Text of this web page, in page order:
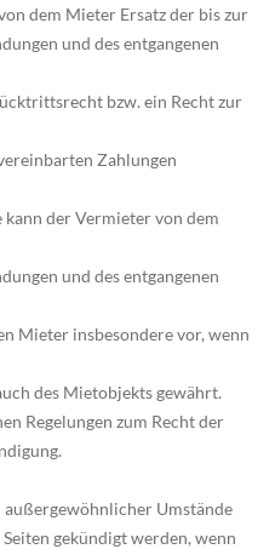
dem Mieter Ersatz der bis zur
und des entgangenen
bzw. ein Recht zur
Zahlungen
der Vermieter von dem
und des entgangenen
Mieter insbesondere vor, wenn
des Mietobjekts gewährt.
Regelungen zum Recht der
außergewöhnlicher Umstände
gekündigt werden, wenn